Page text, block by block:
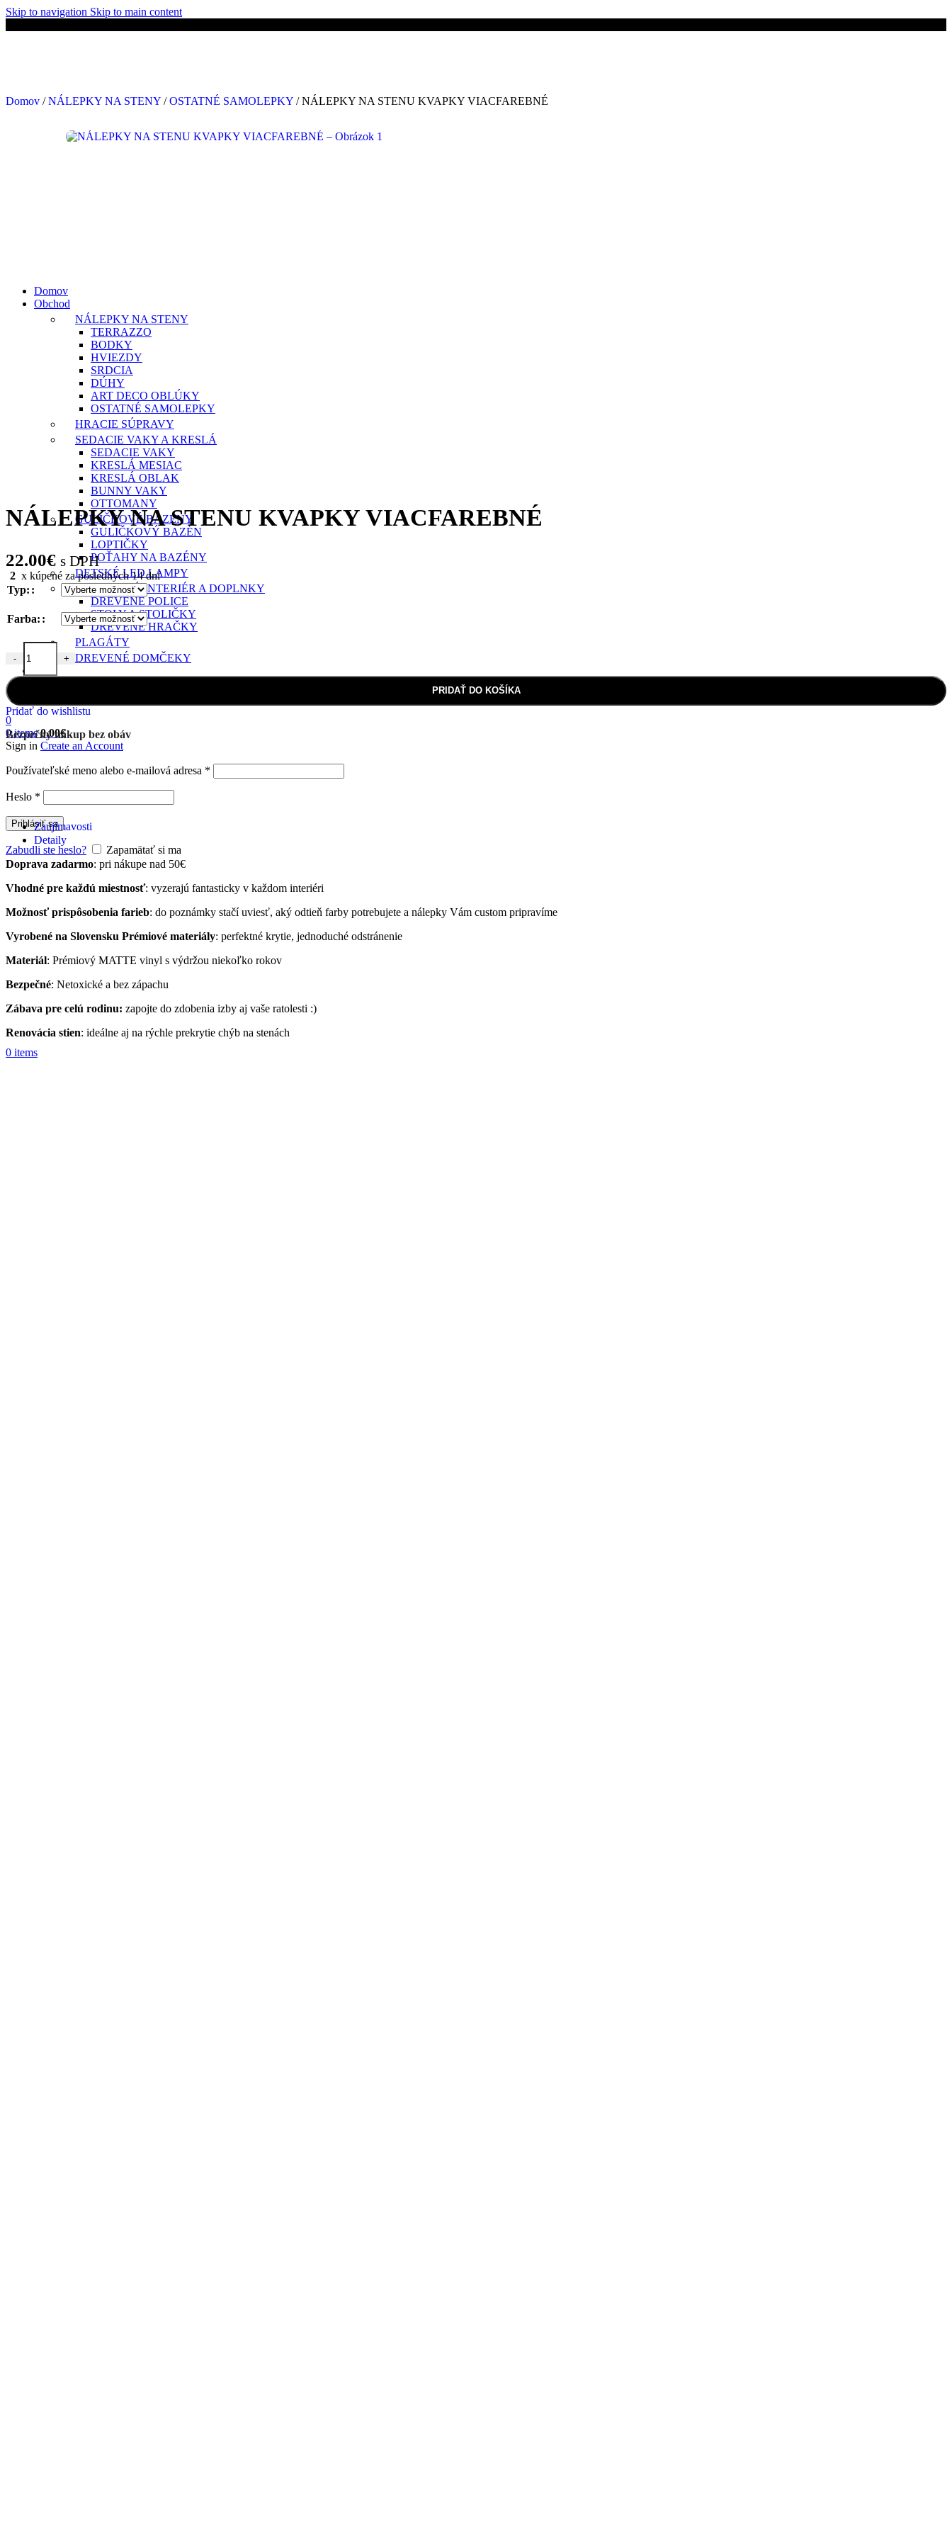
Skip to navigation Skip to main content
Domov
Obchod
NÁLEPKY NA STENY
TERRAZZO
BODKY
HVIEZDY
SRDCIA
DÚHY
ART DECO OBLÚKY
OSTATNÉ SAMOLEPKY
HRACIE SÚPRAVY
SEDACIE VAKY A KRESLÁ
SEDACIE VAKY
KRESLÁ MESIAC
KRESLÁ OBLAK
BUNNY VAKY
OTTOMANY
GULIČKOVÉ BAZÉNY
GULIČKOVÝ BAZÉN
LOPTIČKY
POŤAHY NA BAZÉNY
DETSKÉ LED LAMPY
DIZAJNOVÝ INTERIÉR A DOPLNKY
DREVENÉ POLICE
STOLY A STOLIČKY
DREVENÉ HRAČKY
PLAGÁTY
DREVENÉ DOMČEKY
0
0items 0.00€
Sign in Create an Account
Používateľské meno alebo e-mailová adresa *
Heslo *
Prihlásiť sa
Zabudli ste heslo? Zapamätať si ma
0 items
Domov / NÁLEPKY NA STENY / OSTATNÉ SAMOLEPKY / NÁLEPKY NA STENU KVAPKY VIACFAREBNÉ
NÁLEPKY NA STENU KVAPKY VIACFAREBNÉ
22.00€ s DPH
2 x kúpené za posledných 14 dní
Typ:
Farba:
-
množstvo NÁLEPKY NA STENU KVAPKY VIACFAREBNÉ
+
PRIDAŤ DO KOŠÍKA
Pridať do wishlistu
Bezpečný nákup bez obáv
Zaujímavosti
Detaily
Doprava zadarmo: pri nákupe nad 50€
Vhodné pre každú miestnosť: vyzerajú fantasticky v každom interiéri
Možnosť prispôsobenia farieb: do poznámky stačí uviesť, aký odtieň farby potrebujete a nálepky Vám custom pripravíme
Vyrobené na Slovensku Prémiové materiály: perfektné krytie, jednoduché odstránenie
Materiál: Prémiový MATTE vinyl s výdržou niekoľko rokov
Bezpečné: Netoxické a bez zápachu
Zábava pre celú rodinu: zapojte do zdobenia izby aj vaše ratolesti :)
Renovácia stien: ideálne aj na rýchle prekrytie chýb na stenách